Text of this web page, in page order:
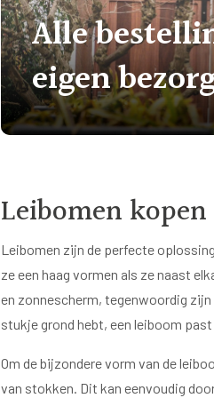
Alle
eigen
Leibomen
Leibomen zijn de perfecte
ze een haag vormen als ze naast
en zonnescherm, tegenwoordig
stukje grond hebt, een leiboom
Om de bijzondere vorm van de
van stokken. Dit kan eenvoudig